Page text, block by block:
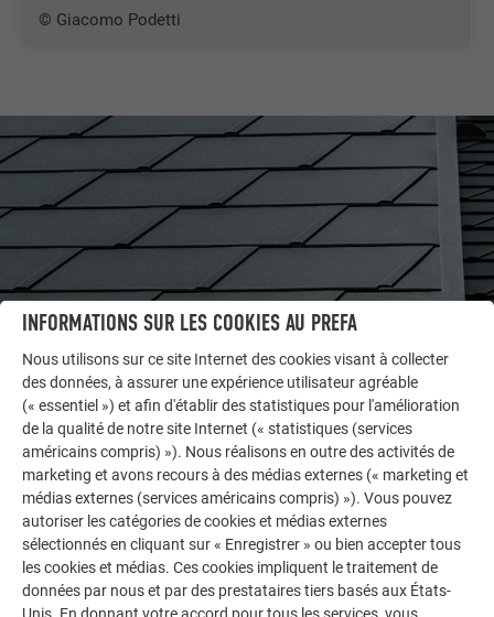
© Giacomo Podetti
LAISSEZ-VOUS INSPIRER
AUTRES BÂTIMENTS
La galerie de références PREFA démontre la
polyvalence de l’aluminium. Découvrez d’autres projets
impressionnants avec les solutions en aluminium
durables de PREFA pour toitures, systèmes solaires et
façades.
INFORMATIONS SUR LES COOKIES AU PREFA
Nous utilisons sur ce site Internet des cookies visant à collecter
des données, à assurer une expérience utilisateur agréable
(« essentiel ») et afin d'établir des statistiques pour l'amélioration
de la qualité de notre site Internet (« statistiques (services
américains compris) »). Nous réalisons en outre des activités de
marketing et avons recours à des médias externes (« marketing et
médias externes (services américains compris) »). Vous pouvez
autoriser les catégories de cookies et médias externes
sélectionnés en cliquant sur « Enregistrer » ou bien accepter tous
les cookies et médias. Ces cookies impliquent le traitement de
données par nous et par des prestataires tiers basés aux États-